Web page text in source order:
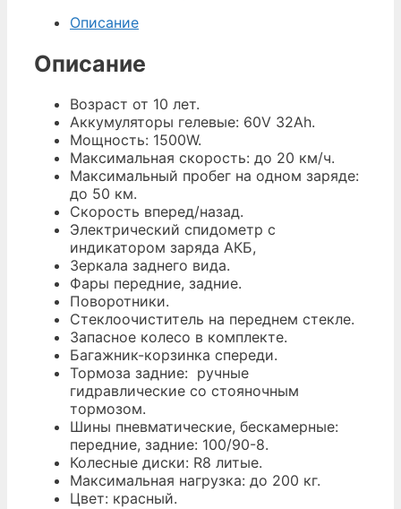
Описание
Описание
Возраст от 10 лет.
Аккумуляторы гелевые: 60V 32Ah.
Мощность: 1500W.
Максимальная скорость: до 20 км/ч.
Максимальный пробег на одном заряде:
до 50 км.
Скорость вперед/назад.
Электрический спидометр с
индикатором заряда АКБ,
Зеркала заднего вида.
Фары передние, задние.
Поворотники.
Стеклоочиститель на переднем стекле.
Запасное колесо в комплекте.
Багажник-корзинка спереди.
Тормоза задние: ручные
гидравлические со стояночным
тормозом.
Шины пневматические, бескамерные:
передние, задние: 100/90-8.
Колесные диски: R8 литые.
Максимальная нагрузка: до 200 кг.
Цвет: красный.